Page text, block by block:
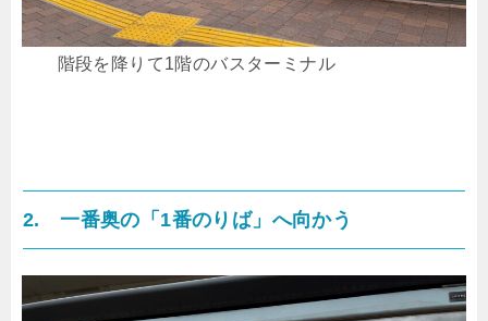
階段を降りて1階のバスターミナル
2. 一番奥の「1番のりば」へ向かう